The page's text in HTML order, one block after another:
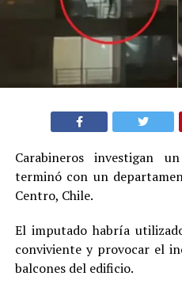
Carabineros investigan
terminó con un
Centro, Chile.
El imputado habría
conviviente y provocar el
balcones del edificio.